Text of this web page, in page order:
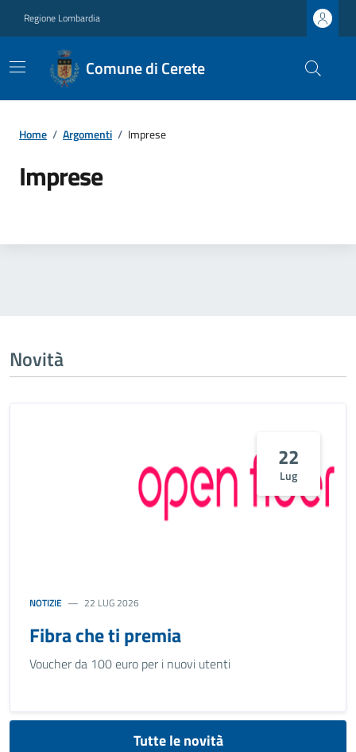
Regione Lombardia
Comune di Cerete
Home / Argomenti / Imprese
Imprese
Novità
22
Lug
NOTIZIE 22 LUG 2026
Fibra che ti premia
Voucher da 100 euro per i nuovi utenti
Tutte le novità